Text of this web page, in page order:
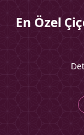
En Özel